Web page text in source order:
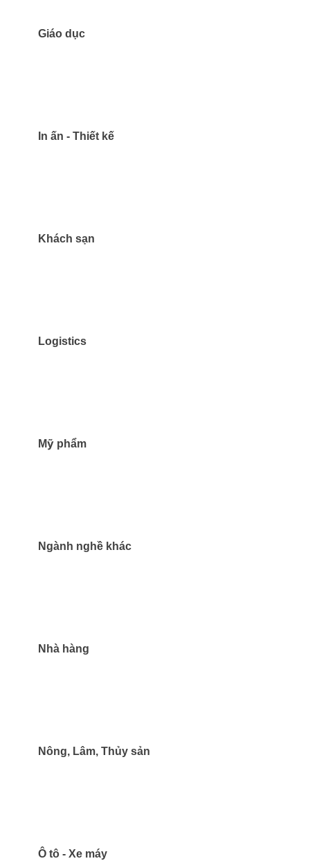
Giáo dục
In ấn - Thiết kế
Khách sạn
Logistics
Mỹ phẩm
Ngành nghề khác
Nhà hàng
Nông, Lâm, Thủy sản
Ô tô - Xe máy